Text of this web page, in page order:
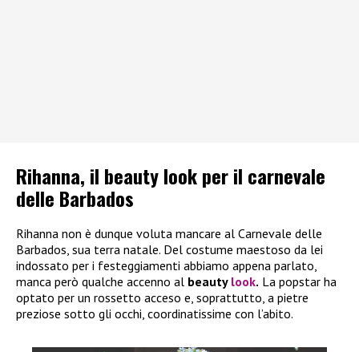
Rihanna, il beauty look per il carnevale
delle Barbados
Rihanna non è dunque voluta mancare al Carnevale delle
Barbados, sua terra natale. Del costume maestoso da lei
indossato per i festeggiamenti abbiamo appena parlato,
manca però qualche accenno al beauty look. La popstar ha
optato per un rossetto acceso e, soprattutto, a pietre
preziose sotto gli occhi, coordinatissime con l’abito.